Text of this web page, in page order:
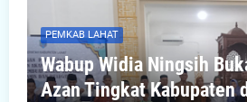
PEMKAB LAHAT
Wabup Widia Ningsih
Azan Tingkat Kabupaten